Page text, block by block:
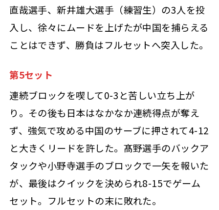
直哉選手、新井雄大選手（練習生）の3人を投
入し、徐々にムードを上げたが中国を捕らえる
ことはできず、勝負はフルセットへ突入した。
第5セット
連続ブロックを喫して0-3と苦しい立ち上が
り。その後も日本はなかなか連続得点が奪え
ず、強気で攻める中国のサーブに押されて4-12
と大きくリードを許した。髙野選手のバックア
タックや小野寺選手のブロックで一矢を報いた
が、最後はクイックを決められ8-15でゲーム
セット。フルセットの末に敗れた。